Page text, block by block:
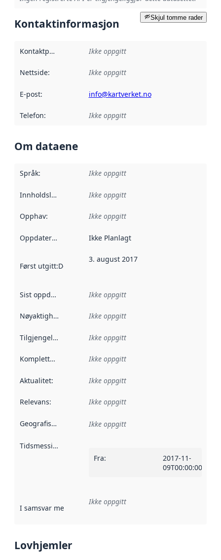
Skjul tomme rader
Kontaktinformasjon
Kontaktpunkt Ikke oppgitt
Nettside: Ikke oppgitt
E-post: info@kartverket.no
Telefon: Ikke oppgitt
Om dataene
Språk: Ikke oppgitt
Innholdsleverandører :
Ikke oppgitt
Opphav: Ikke oppgitt
Oppdateringsfrekvens :
Ikke Planlagt
Først utgitt:Denne datoen sier når dataene i dette
3. august 2017
Sist oppdatert Ikke oppgitt
Nøyaktighet Ikke oppgitt
Tilgjengelighet Ikke oppgitt
Kompletthet Ikke oppgitt
Aktualitet: Ikke oppgitt
Relevans: Ikke oppgitt
Geografisk avgrensning :
Ikke oppgitt
Tidsmessig avgrensning
Fra:
2017-11-
09T00:00:00Z
I samsvar med Referanse til en implementasjonsregel
Ikke oppgitt
Lovhjemler